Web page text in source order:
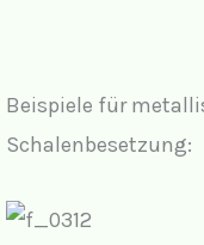
Beispiele für
Schalenbesetzung: